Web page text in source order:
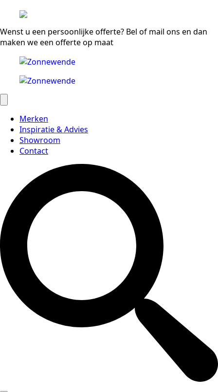
Wenst u een persoonlijke offerte? Bel of mail ons en dan
maken we een offerte op maat
Merken
Inspiratie & Advies
Showroom
Contact